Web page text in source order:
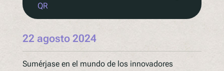
QR
22 agosto 2024
Sumérjase en el mundo de los innovadores